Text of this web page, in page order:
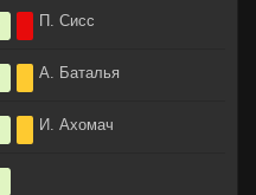
П. Сисс
А. Баталья
И. Ахомач